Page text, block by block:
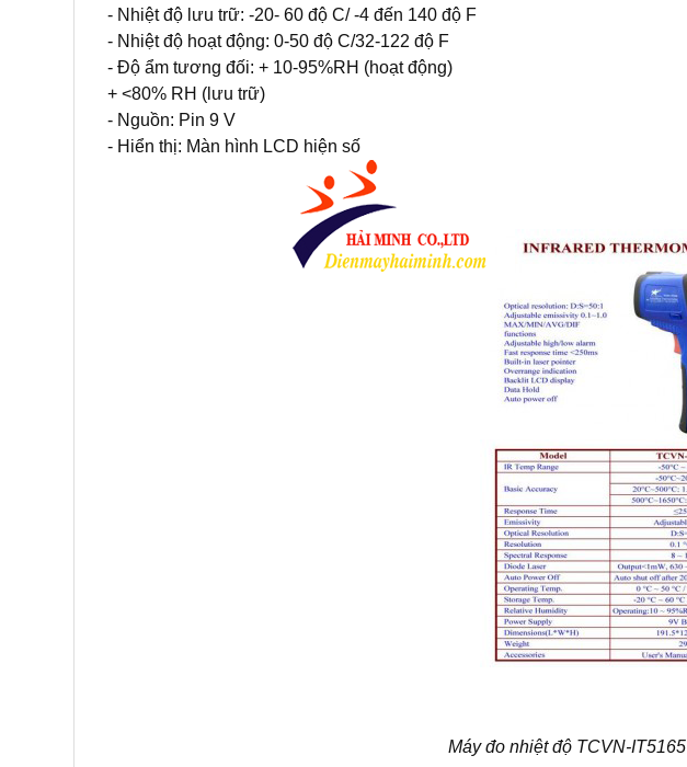
- Nhiệt độ lưu trữ: -20- 60 độ C/ -4 đến 140 độ F
- Nhiệt độ hoạt động: 0-50 độ C/32-122 độ F
- Độ ẩm tương đối: + 10-95%RH (hoạt động)
+ <80% RH (lưu trữ)
- Nguồn: Pin 9 V
- Hiển thị: Màn hình LCD hiện số
Máy đo nhiệt độ TCVN-IT5165